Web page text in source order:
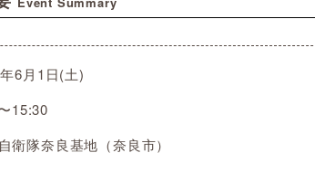
6月1日(土)
15:30
衛隊奈良基地（奈良市）